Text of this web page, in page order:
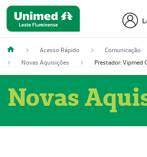
Acesso Rápido
Comunicação
Novas Aquisições
Novas